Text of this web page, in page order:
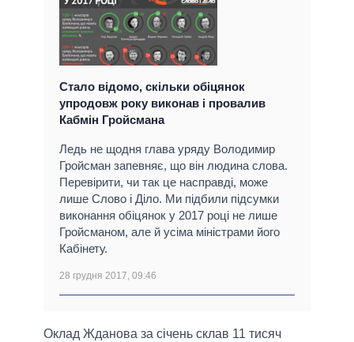
Стало відомо, скільки обіцянок
упродовж року виконав і провалив
Кабмін Гройсмана
Ледь не щодня глава уряду Володимир
Гройсман запевняє, що він людина слова.
Перевірити, чи так це насправді, може
лише Слово і Діло. Ми підбили підсумки
виконання обіцянок у 2017 році не лише
Гройсманом, але й усіма міністрами його
Кабінету.
28 грудня 2017, 09:46
Оклад Жданова за січень склав 11 тисяч